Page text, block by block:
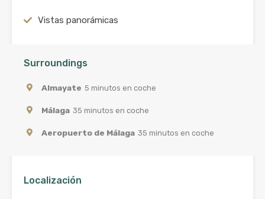
Vistas panorámicas
Surroundings
Almayate 5 minutos en coche
Málaga 35 minutos en coche
Aeropuerto de Málaga 35 minutos en coche
Localización